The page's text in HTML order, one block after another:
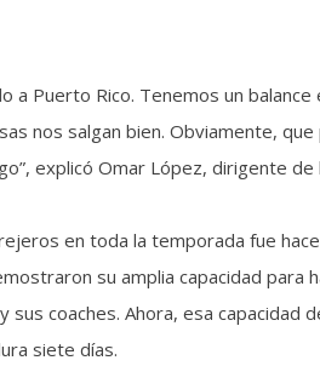
a Puerto Rico. Tenemos un
nos salgan bien. Obviamente,
explicó Omar López, dirigente
en toda la temporada fue
su amplia capacidad para
sus coaches. Ahora, esa capacidad
siete días.